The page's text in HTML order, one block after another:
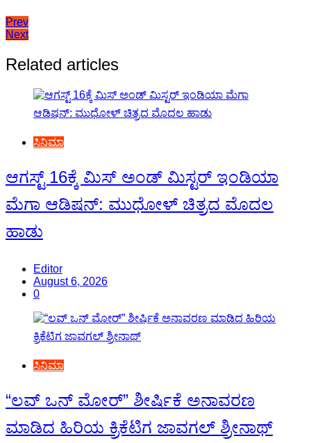
Post
navigation
Prev
Next
Related articles
ಸಿನಿಮಾ
ಆಗಸ್ಟ್ 16ಕ್ಕೆ ಮಿಸ್ ಅಂಡ್ ಮಿಸ್ಟರ್ ಇಂಡಿಯಾ
ಮೆಗಾ ಆಡಿಷನ್: ಮುಧೋಳ್ ಚಿತ್ರದ ಮೊದಲ
ಹಾಡು
Editor
August 6, 2026
0
ಸಿನಿಮಾ
“ಲವ್ ಒನ್ ಮೋರ್” ಶೀರ್ಷಿಕೆ ಅನಾವರಣ
ಮಾಡಿದ ಹಿರಿಯ ಕ್ರಿಕೆಟಿಗ ಜಾವಗಲ್ ಶ್ರೀನಾಥ್